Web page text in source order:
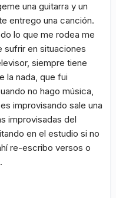
una guitarra y un
entrego una canción.
lo que me rodea me
sufrir en situaciones
siempre tiene
la nada, que fui
no hago música,
improvisando sale una
improvisadas del
en el estudio si no
re-escribo versos o